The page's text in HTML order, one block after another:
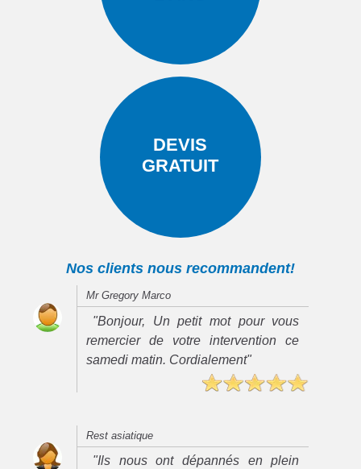
DEVIS
GRATUIT
Nos clients nous recommandent!
Mr Gregory Marco
"Bonjour, Un petit mot pour vous
remercier de votre intervention ce
samedi matin. Cordialement"
Rest asiatique
"Ils nous ont dépannés en plein